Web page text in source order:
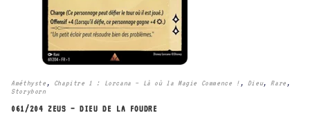
Améthyste , Chapitre 1 : Lorcana – Là où la Magie Commence ! , Dieu, Rare ,
Storyborn
061/204 ZEUS – DIEU DE LA FOUDRE